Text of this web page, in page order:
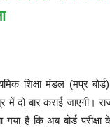
शिक्षा मंडल (मप्र
में दो बार कराई जाएगी।
है कि अब बोर्ड परीक्षा